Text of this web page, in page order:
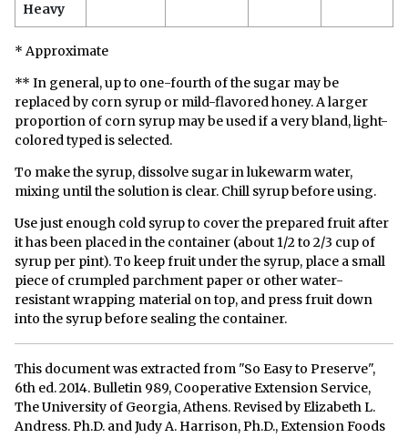
Heavy
* Approximate
** In general, up to one-fourth of the sugar may be
replaced by corn syrup or mild-flavored honey. A larger
proportion of corn syrup may be used if a very bland, light-
colored typed is selected.
To make the syrup, dissolve sugar in lukewarm water,
mixing until the solution is clear. Chill syrup before using.
Use just enough cold syrup to cover the prepared fruit after
it has been placed in the container (about 1/2 to 2/3 cup of
syrup per pint). To keep fruit under the syrup, place a small
piece of crumpled parchment paper or other water-
resistant wrapping material on top, and press fruit down
into the syrup before sealing the container.
This document was extracted from "So Easy to Preserve",
6th ed. 2014. Bulletin 989, Cooperative Extension Service,
The University of Georgia, Athens. Revised by Elizabeth L.
Andress. Ph.D. and Judy A. Harrison, Ph.D., Extension Foods